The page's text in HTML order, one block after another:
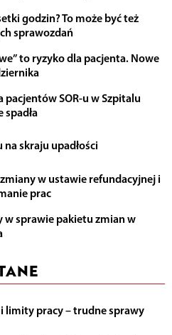
godzin? To może być też
sprawozdań
to ryzyko dla pacjenta. Nowe
pacjentów SOR-u w Szpitalu
spadła
skraju upadłości
w ustawie refundacyjnej i
prac
w sprawie pakietu zmian w
limity pracy – trudne sprawy